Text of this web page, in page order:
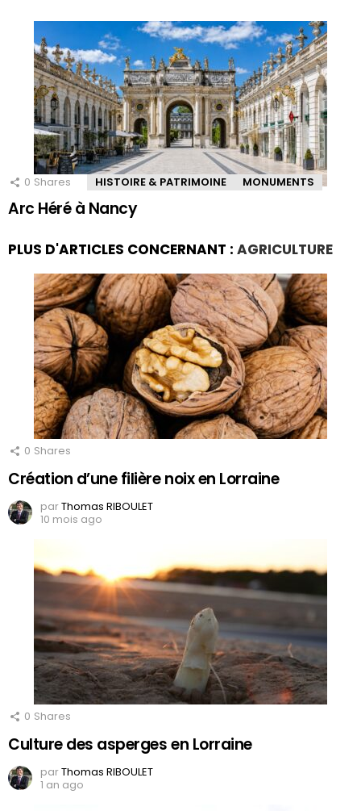
0 Shares HISTOIRE & PATRIMOINE MONUMENTS
Arc Héré à Nancy
PLUS D'ARTICLES CONCERNANT : AGRICULTURE
0 Shares
Création d’une filière noix en Lorraine
parThomas RIBOULET
10 mois ago
0 Shares
Culture des asperges en Lorraine
parThomas RIBOULET
1 an ago